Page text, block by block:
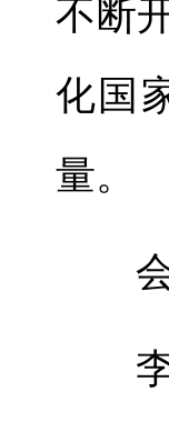
不断
化国
量。